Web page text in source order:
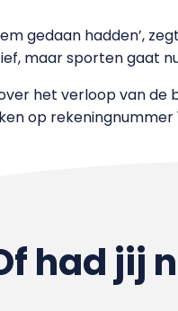
gedaan hadden’,
maar sporten gaat
het verloop van de
op rekeningnummer
had jij